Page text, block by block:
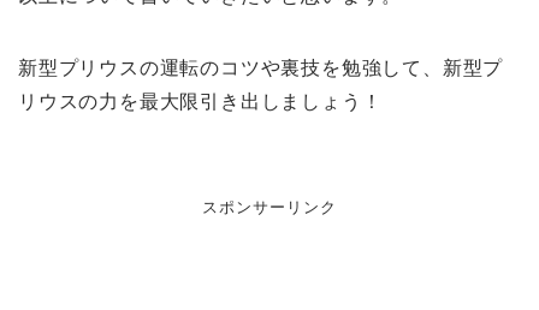
新型プリウスの運転のコツや裏技を勉強して、新型プ
リウスの力を最大限引き出しましょう！
スポンサーリンク